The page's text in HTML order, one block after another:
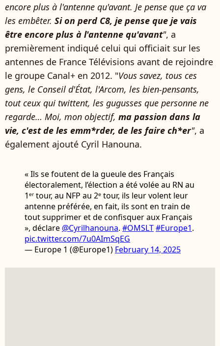
encore plus à l'antenne qu'avant. Je pense que ça va
les embêter. Si on perd C8, je pense que je vais
être encore plus à l'antenne qu'avant", a
premièrement indiqué celui qui officiait sur les
antennes de France Télévisions avant de rejoindre
le groupe Canal+ en 2012. "Vous savez, tous ces
gens, le Conseil d'État, l'Arcom, les bien-pensants,
tout ceux qui twittent, les gugusses que personne ne
regarde… Moi, mon objectif, ma passion dans la
vie, c'est de les emm*rder, de les faire ch*er", a
également ajouté Cyril Hanouna.
« Ils se foutent de la gueule des Français
électoralement, l’élection a été volée au RN au
1ᵉʳ tour, au NFP au 2ᵉ tour, ils leur volent leur
antenne préférée, en fait, ils sont en train de
tout supprimer et de confisquer aux Français
», déclare @Cyrilhanouna. #OMSLT#Europe1.
pic.twitter.com/7u0AImSqEG
— Europe 1 (@Europe1) February 14, 2025